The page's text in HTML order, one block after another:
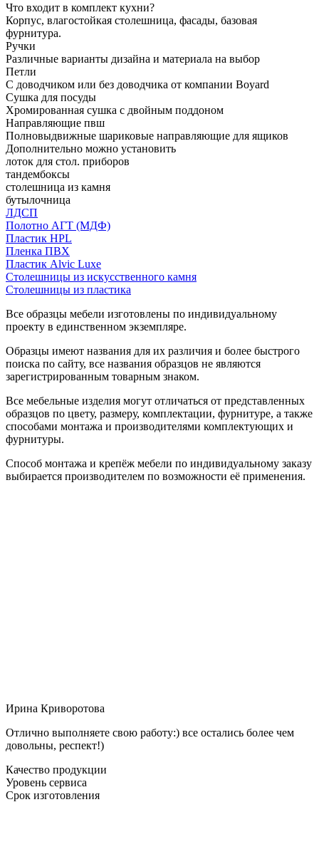
Что входит в комплект кухни?
Корпус, влагостойкая столешница, фасады, базовая
фурнитура.
Ручки
Различные варианты дизайна и материала на выбор
Петли
С доводчиком или без доводчика от компании Boyard
Сушка для посуды
Хромированная сушка с двойным поддоном
Направляющие пвш
Полновыдвижные шариковые направляющие для ящиков
Дополнительно можно установить
лоток для стол. приборов
тандембоксы
столешница из камня
бутылочница
ЛДСП
Полотно АГТ (МДФ)
Пластик HPL
Пленка ПВХ
Пластик Alvic Luxe
Столешницы из искусственного камня
Столешницы из пластика
Все образцы мебели изготовлены по индивидуальному
проекту в единственном экземпляре.
Образцы имеют названия для их различия и более быстрого
поиска по сайту, все названия образцов не являются
зарегистрированным товарным знаком.
Все мебельные изделия могут отличаться от представленных
образцов по цвету, размеру, комплектации, фурнитуре, а также
способами монтажа и производителями комплектующих и
фурнитуры.
Способ монтажа и крепёж мебели по индивидуальному заказу
выбирается производителем по возможности её применения.
Ирина Криворотова
Отлично выполняете свою работу:) все остались более чем
довольны, респект!)
Качество продукции
Уровень сервиса
Срок изготовления